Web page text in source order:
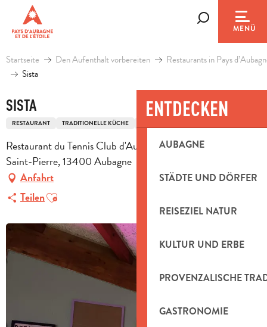
contenu
principal
MENÜ
ENTDECKEN
AUBAGNE
STÄDTE UND DÖRFER
REISEZIEL NATUR
KULTUR UND ERBE
PROVENZALISCHE
GASTRONOMIE
Startseite Den Aufenthalt vorbereiten
Restaurants in Pays
Sista
SISTA
RESTAURANT TRADITIONELLE KÜCHE
Restaurant du Tennis Club d'Aubagne, 1540 chemin de
Saint-Pierre, 13400 Aubagne
Anfahrt
TeilenAjouter aux favoris